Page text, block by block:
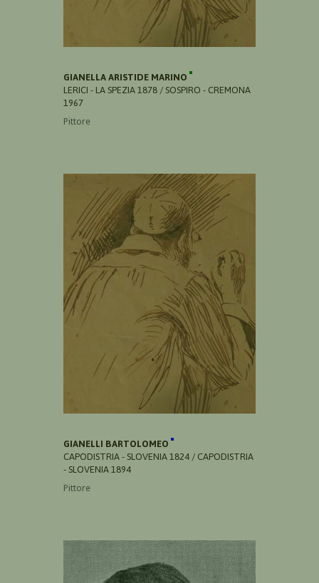
GIANELLA ARISTIDE MARINO
LERICI - LA SPEZIA 1878 / SOSPIRO - CREMONA
1967
Pittore
GIANELLI BARTOLOMEO
CAPODISTRIA - SLOVENIA 1824 / CAPODISTRIA
- SLOVENIA 1894
Pittore